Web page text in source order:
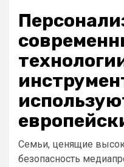
Семьи, ценящие
безопасность